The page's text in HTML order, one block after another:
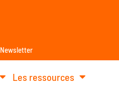
Newsletter
Les ressources